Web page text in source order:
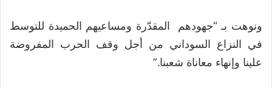
ونوهت بـ “جهودهم المقدّرة ومساعيهم الحميدة للتوسط
في النزاع السوداني من أجل وقف الحرب المفروضة
علينا وإنهاء معاناة شعبنا.”